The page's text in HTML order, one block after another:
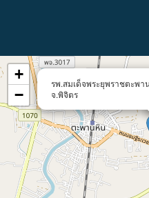
รพ.สมเด็จพระยุพราชตะพ
จ.พิจิตร
+
−